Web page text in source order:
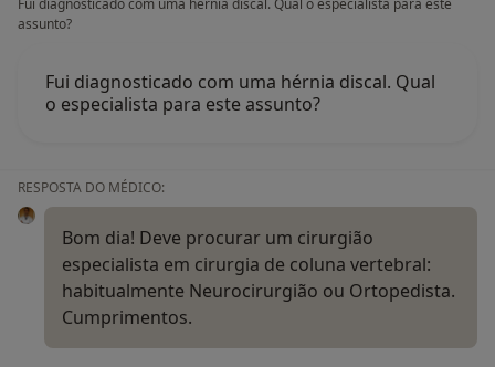
Fui diagnosticado com uma hérnia discal. Qual o especialista para este
assunto?
Fui diagnosticado com uma hérnia discal. Qual
o especialista para este assunto?
RESPOSTA DO MÉDICO:
Bom dia! Deve procurar um cirurgião
especialista em cirurgia de coluna vertebral:
habitualmente Neurocirurgião ou Ortopedista.
Cumprimentos.